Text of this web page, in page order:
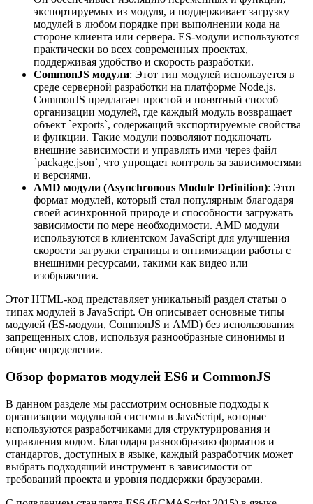
экспортируемых из модуля, и поддерживает загрузку
модулей в любом порядке при выполнении кода на
стороне клиента или сервера. ES-модули используются
практически во всех современных проектах,
поддерживая удобство и скорость разработки.
CommonJS модули: Этот тип модулей используется в
среде серверной разработки на платформе Node.js.
CommonJS предлагает простой и понятный способ
организации модулей, где каждый модуль возвращает
объект `exports`, содержащий экспортируемые свойства
и функции. Такие модули позволяют подключать
внешние зависимости и управлять ими через файл
`package.json`, что упрощает контроль за зависимостями
и версиями.
AMD модули (Asynchronous Module Definition): Этот
формат модулей, который стал популярным благодаря
своей асинхронной природе и способности загружать
зависимости по мере необходимости. AMD модули
используются в клиентском JavaScript для улучшения
скорости загрузки страницы и оптимизации работы с
внешними ресурсами, такими как видео или
изображения.
Этот HTML-код представляет уникальный раздел статьи о
типах модулей в JavaScript. Он описывает основные типы
модулей (ES-модули, CommonJS и AMD) без использования
запрещенных слов, используя разнообразные синонимы и
общие определения.
Обзор форматов модулей ES6 и CommonJS
В данном разделе мы рассмотрим основные подходы к
организации модульной системы в JavaScript, которые
используются разработчиками для структурирования и
управления кодом. Благодаря разнообразию форматов и
стандартов, доступных в языке, каждый разработчик может
выбрать подходящий инструмент в зависимости от
требований проекта и уровня поддержки браузерами.